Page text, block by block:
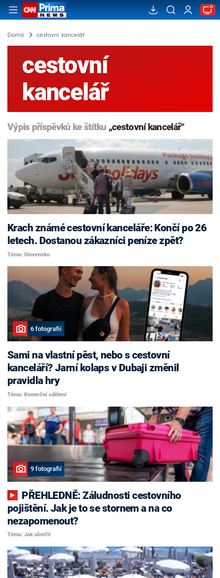
Domů cestovní kancelář
cestovní
kancelář
Výpis příspěvků ke štítku „cestovní kancelář“
Krach známé cestovní kanceláře: Končí po 26
letech. Dostanou zákazníci peníze zpět?
Téma: Slovensko
6 fotografií
Sami na vlastní pěst, nebo s cestovní
kanceláří? Jarní kolaps v Dubaji změnil
pravidla hry
Téma: Komerční sdělení
9 fotografií
pojištění. Jak je to se stornem a na co
nezapomenout?
Téma: Jak ušetřit